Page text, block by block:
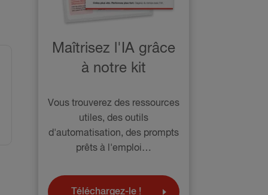
Maîtrisez l'IA grâce
à notre kit
Vous trouverez des ressources
utiles, des outils
d'automatisation, des prompts
prêts à l'emploi…
Téléchargez-le !